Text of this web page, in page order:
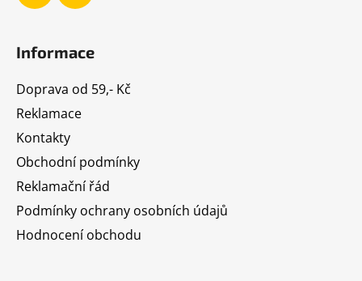
Informace
Doprava od 59,- Kč
Reklamace
Kontakty
Obchodní podmínky
Reklamační řád
Podmínky ochrany osobních údajů
Hodnocení obchodu